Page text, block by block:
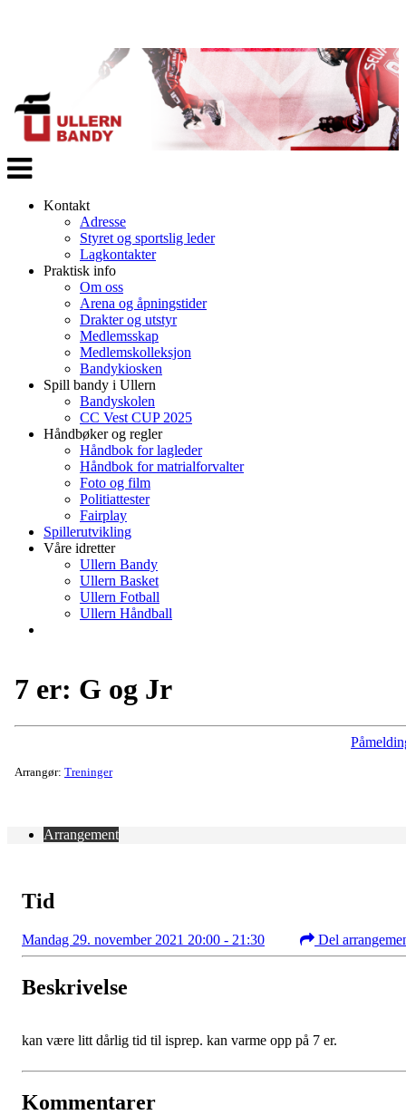
Veksle
navigasjon
Kontakt
Adresse
Styret og sportslig leder
Lagkontakter
Praktisk info
Om oss
Arena og åpningstider
Drakter og utstyr
Medlemsskap
Medlemskolleksjon
Bandykiosken
Spill bandy i Ullern
Bandyskolen
CC Vest CUP 2025
Håndbøker og regler
Håndbok for lagleder
Håndbok for matrialforvalter
Foto og film
Politiattester
Fairplay
Spillerutvikling
Våre idretter
Ullern Bandy
Ullern Basket
Ullern Fotball
Ullern Håndball
7 er: G og Jr
Arrangør: Treninger
Arrangement
Tid
Mandag 29. november 2021 20:00 - 21:30 Del
Beskrivelse
kan være litt dårlig tid til isprep. kan varme opp på 7 er.
Kommentarer